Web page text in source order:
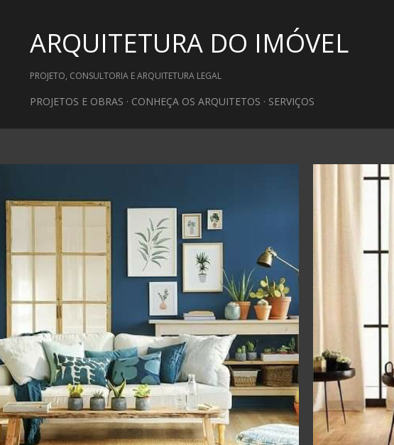
ARQUITETURA DO IMÓVEL
PROJETO, CONSULTORIA E ARQUITETURA LEGAL
PROJETOS E OBRAS CONHEÇA OS ARQUITETOS SERVIÇOS